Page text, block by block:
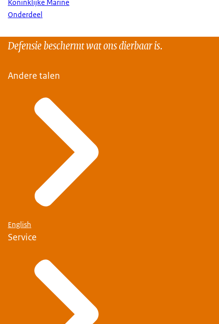
Koninklijke Marine
Onderdeel
Defensie beschermt wat ons dierbaar is.
Andere talen
English
Service